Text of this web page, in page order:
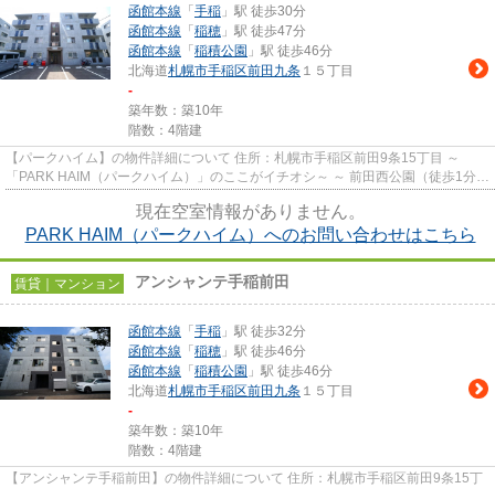
函館本線 「 手稲 」駅 徒歩30分
函館本線 「 稲穂 」駅 徒歩47分
函館本線 「 稲積公園 」駅 徒歩46分
北海道札幌市手稲区前田九条 １５丁目
-
築年数：築10年
階数：4階建
【パークハイム】の物件詳細について 住所：札幌市手稲区前田9条15丁目 ～
「PARK HAIM（パークハイム）」のここがイチオシ～ ～ 前田西公園（徒歩1分・
現在空室情報がありません。
PARK HAIM（パークハイム）へのお問い合わせはこちら
賃貸｜マンション アンシャンテ手稲前田
函館本線 「 手稲 」駅 徒歩32分
函館本線 「 稲穂 」駅 徒歩46分
函館本線 「 稲積公園 」駅 徒歩46分
北海道札幌市手稲区前田九条 １５丁目
-
築年数：築10年
階数：4階建
【アンシャンテ手稲前田】の物件詳細について 住所：札幌市手稲区前田9条15丁